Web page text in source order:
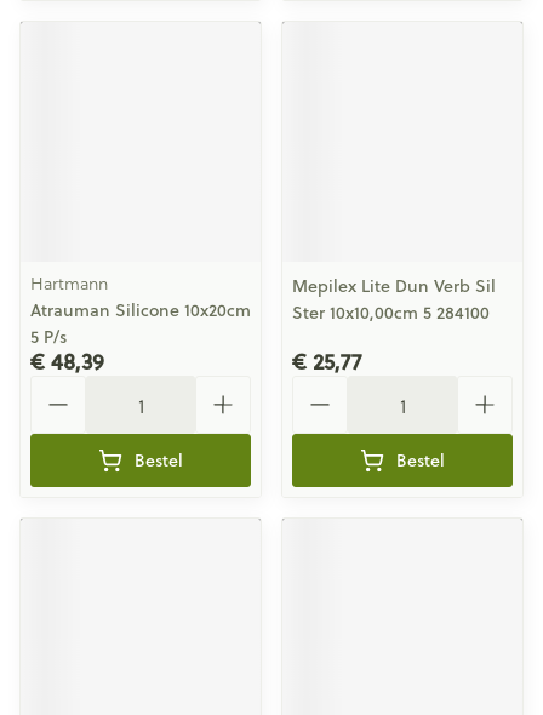
Hartmann
Atrauman Silicone 10x20cm
5 P/s
€ 48,39
Bestel
Mepilex Lite Dun Verb Sil
Ster 10x10,00cm 5 284100
€ 25,77
Bestel